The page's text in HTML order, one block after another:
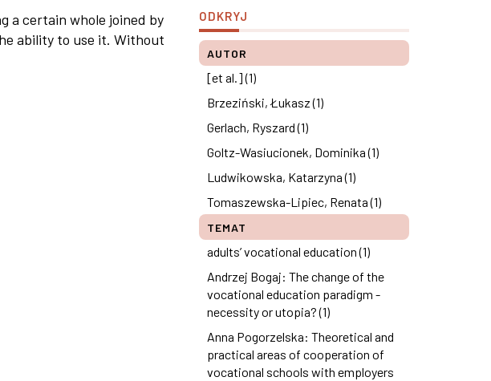
a certain whole joined by
ability to use it. Without
ODKRYJ
AUTOR
[et al.] (1)
Brzeziński, Łukasz (1)
Gerlach, Ryszard (1)
Goltz-Wasiucionek, Dominika (1)
Ludwikowska, Katarzyna (1)
Tomaszewska-Lipiec, Renata (1)
TEMAT
adults’ vocational education (1)
Andrzej Bogaj: The change of the
vocational education paradigm -
necessity or utopia? (1)
Anna Pogorzelska: Theoretical and
practical areas of cooperation of
vocational schools with employers